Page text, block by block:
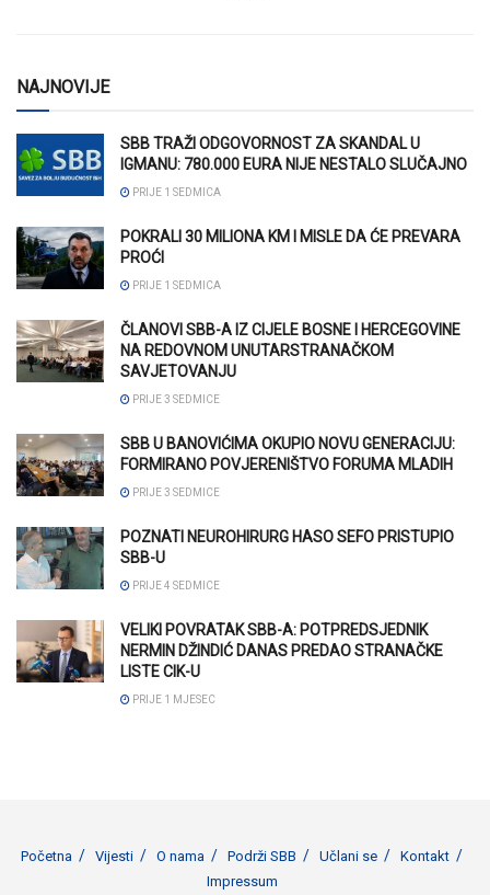
NAJNOVIJE
SBB TRAŽI ODGOVORNOST ZA SKANDAL U
IGMANU: 780.000 EURA NIJE NESTALO SLUČAJNO
PRIJE 1 SEDMICA
POKRALI 30 MILIONA KM I MISLE DA ĆE PREVARA
PROĆI
PRIJE 1 SEDMICA
ČLANOVI SBB-A IZ CIJELE BOSNE I HERCEGOVINE
NA REDOVNOM UNUTARSTRANAČKOM
SAVJETOVANJU
PRIJE 3 SEDMICE
SBB U BANOVIĆIMA OKUPIO NOVU GENERACIJU:
FORMIRANO POVJERENIŠTVO FORUMA MLADIH
PRIJE 3 SEDMICE
POZNATI NEUROHIRURG HASO SEFO PRISTUPIO
SBB-U
PRIJE 4 SEDMICE
VELIKI POVRATAK SBB-A: POTPREDSJEDNIK
NERMIN DŽINDIĆ DANAS PREDAO STRANAČKE
LISTE CIK-U
PRIJE 1 MJESEC
Početna Vijesti O nama Podrži SBB Učlani se
Kontakt
Impressum